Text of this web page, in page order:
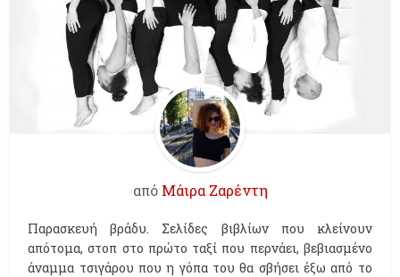
από Μάιρα Ζαρέντη
Παρασκευή βράδυ. Σελίδες βιβλίων που κλείνουν
απότομα, στοπ στο πρώτο ταξί που περνάει, βεβιασμένο
άναμμα τσιγάρου που η γόπα του θα σβήσει έξω από το